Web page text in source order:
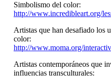
Simbolismo del color:
http://www.incredibleart.org/
Artistas que han desafiado los
color:
http://www.moma.org/
Artistas contemporáneos que
influencias transculturales: